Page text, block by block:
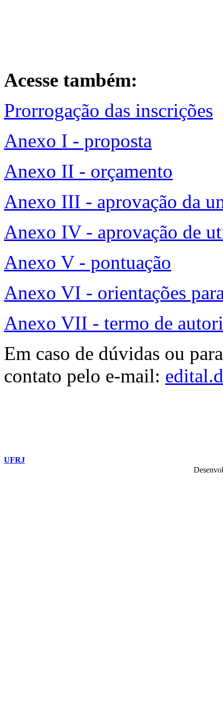
Acesse também:
Prorrogação das inscrições
Anexo I - proposta
Anexo II - orçamento
Anexo III - aprovação da
Anexo IV - aprovação de
Anexo V - pontuação
Anexo VI - orientações
Anexo VII - termo de
Em caso de dúvidas ou
contato pelo e-mail:
UFRJ